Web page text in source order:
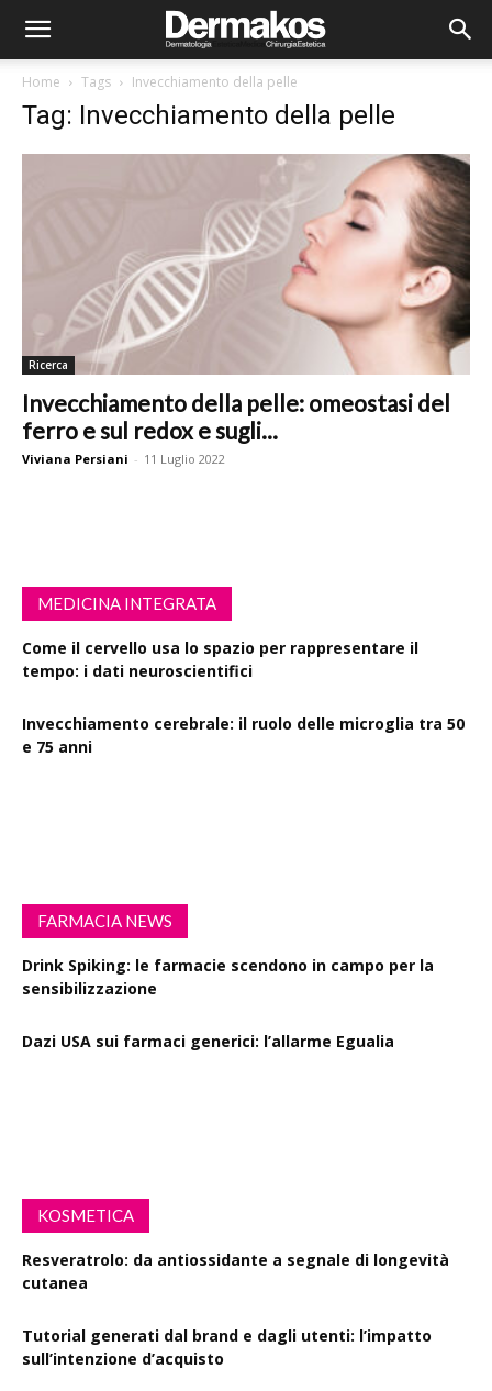
Home Tags Invecchiamento della pelle
Tag: Invecchiamento della pelle
Ricerca
Invecchiamento della pelle: omeostasi del
ferro e sul redox e sugli...
Viviana Persiani - 11 Luglio 2022
MEDICINA INTEGRATA
Come il cervello usa lo spazio per rappresentare il
tempo: i dati neuroscientifici
Invecchiamento cerebrale: il ruolo delle microglia tra 50
e 75 anni
FARMACIA NEWS
Drink Spiking: le farmacie scendono in campo per la
sensibilizzazione
Dazi USA sui farmaci generici: l’allarme Egualia
KOSMETICA
Resveratrolo: da antiossidante a segnale di longevità
cutanea
Tutorial generati dal brand e dagli utenti: l’impatto
sull’intenzione d’acquisto